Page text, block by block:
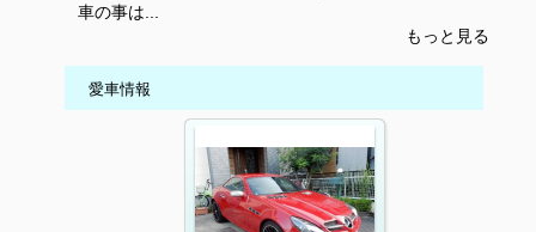
車の事は...
もっと見る
愛車情報